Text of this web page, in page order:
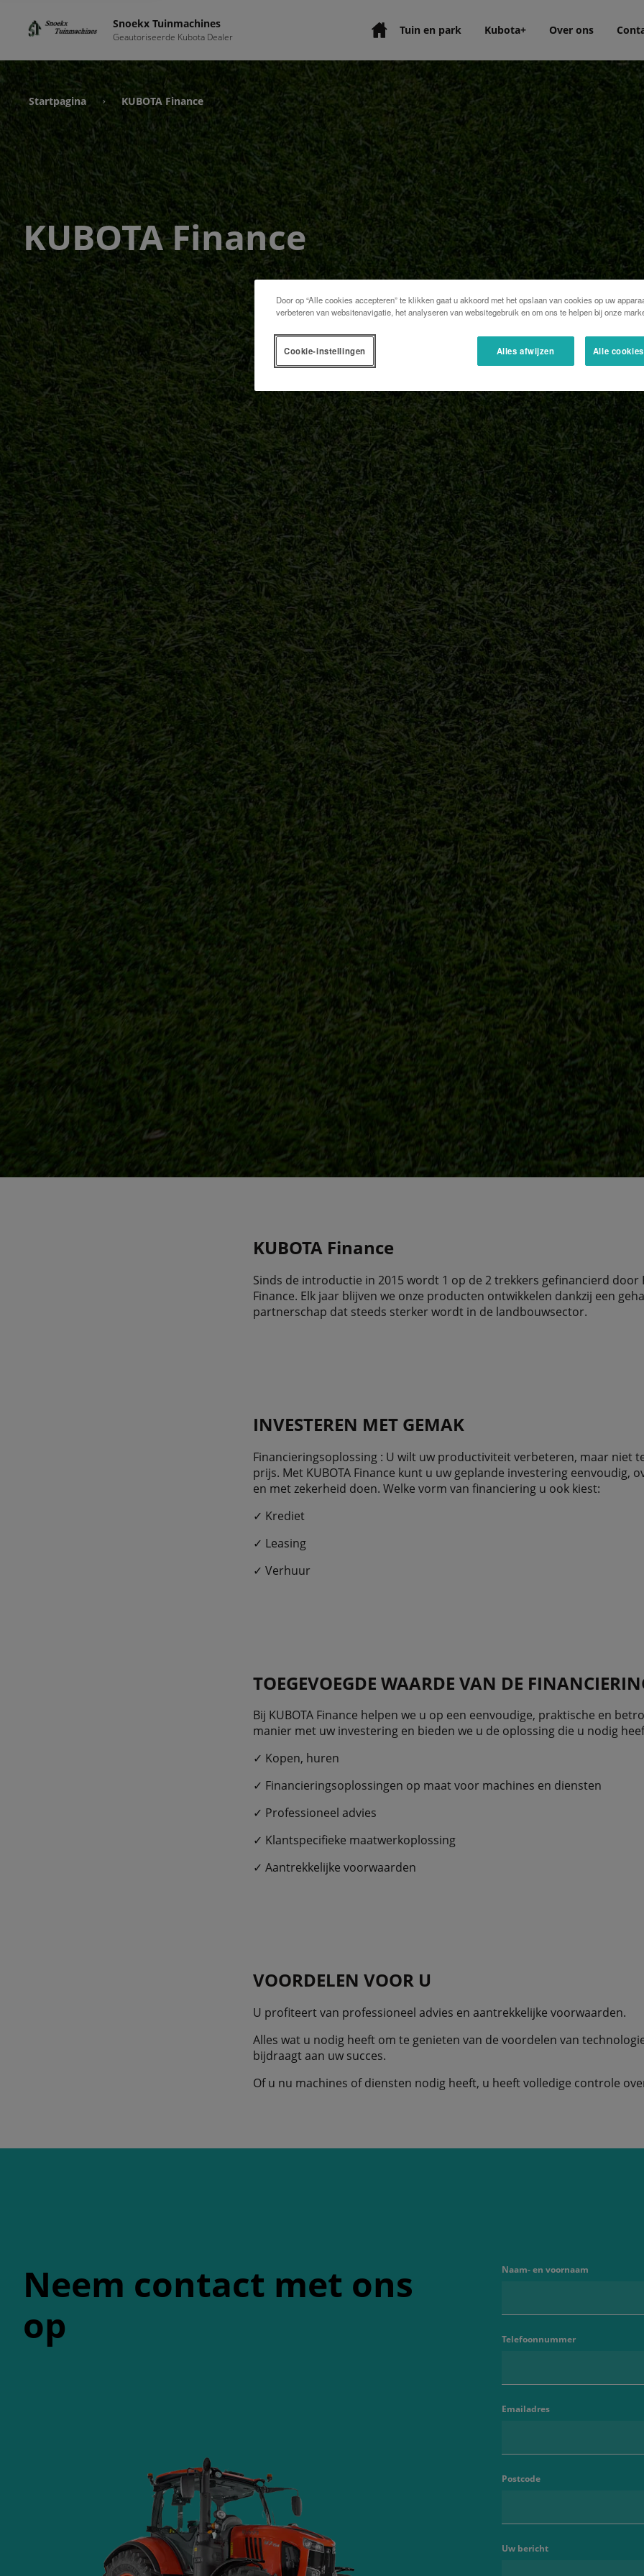
Snoekx Tuinmachines
Geautoriseerde Kubota Dealer Tuin en park Kubota+ Over ons
Startpagina › KUBOTA Finance
KUBOTA Finance
KUBOTA Finance
Sinds de introductie in 2015 wordt 1 op de 2 trekkers gefinancierd door
Finance. Elk jaar blijven we onze producten ontwikkelen dankzij een
partnerschap dat steeds sterker wordt in de landbouwsector.
INVESTEREN MET GEMAK
Financieringsoplossing : U wilt uw productiviteit verbeteren, maar niet
prijs. Met KUBOTA Finance kunt u uw geplande investering eenvoudig,
en met zekerheid doen. Welke vorm van financiering u ook kiest:
✓ Krediet
✓ Leasing
✓ Verhuur
TOEGEVOEGDE WAARDE VAN DE
Bij KUBOTA Finance helpen we u op een eenvoudige, praktische en
manier met uw investering en bieden we u de oplossing die u nodig
✓ Kopen, huren
✓ Financieringsoplossingen op maat voor machines en diensten
✓ Professioneel advies
✓ Klantspecifieke maatwerkoplossing
✓ Aantrekkelijke voorwaarden
VOORDELEN VOOR U
U profiteert van professioneel advies en aantrekkelijke voorwaarden.
Alles wat u nodig heeft om te genieten van de voordelen van
bijdraagt aan uw succes.
Of u nu machines of diensten nodig heeft, u heeft volledige controle
Neem contact met ons
op
Naam- en voornaam
Telefoonnummer
Emailadres
Postcode
Uw bericht
Door op “Alle cookies accepteren” te klikken gaat u akkoord met het opslaan van cookies op uw
verbeteren van websitenavigatie, het analyseren van websitegebruik en om ons te helpen bij onze
Alles afwijzen Alle
Cookie-instellingen